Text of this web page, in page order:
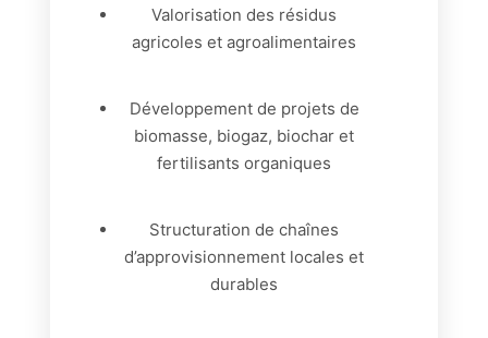
Valorisation des résidus
agricoles et agroalimentaires
Développement de projets de
biomasse, biogaz, biochar et
fertilisants organiques
Structuration de chaînes
d’approvisionnement locales et
durables